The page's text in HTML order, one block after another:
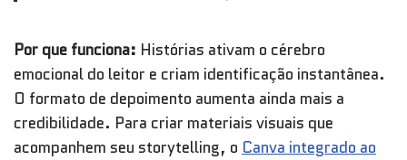
Por que funciona: Histórias ativam o cérebro
emocional do leitor e criam identificação instantânea.
O formato de depoimento aumenta ainda mais a
credibilidade. Para criar materiais visuais que
acompanhem seu storytelling, o Canva integrado ao